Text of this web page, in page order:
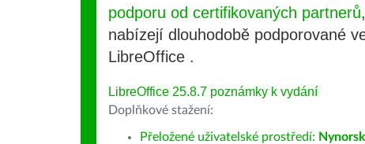
podporu od certifikovaných partnerů
nabízejí dlouhodobě podporované
LibreOffice .
LibreOffice 25.8.7 poznámky k vydání
Doplňkové stažení:
Přeložené uživatelské prostředí: Nynorsk